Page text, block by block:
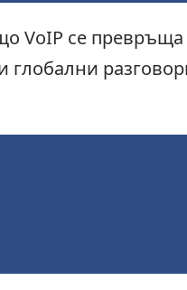
VoIP се превръща
глобални